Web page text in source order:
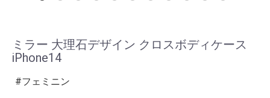
ミラー 大理石デザイン クロスボディケース
iPhone14
フェミニン